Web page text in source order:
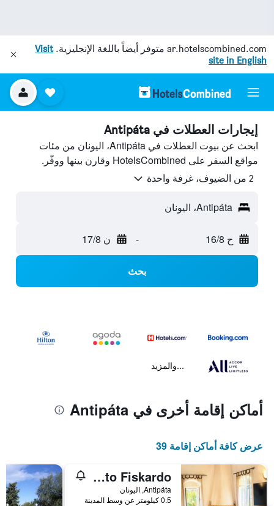
ar.hotelscombined.com متوفر أيضاً باللغة الإنجليزية.Visit
site in English
إيجارات العطلات في Antipáta
ابحث عن بيوت العطلات في Antipáta، اليونان من مئات
مواقع السفر على HotelsCombined وقارن بينها ووفّر.
2 من الضيوف، غرفة واحدة
Antipáta، اليونان
ح 16/8 - ن 17/8
بحث
...والمزيد
أماكن إقامة أخرى في Antipáta
عرض كافة أماكن إقامة 39
Private Villa Demetra 1768 with pool - close to Fiskardo
Antipáta, اليونان
0.5 كيلومتر عن وسط المدينة